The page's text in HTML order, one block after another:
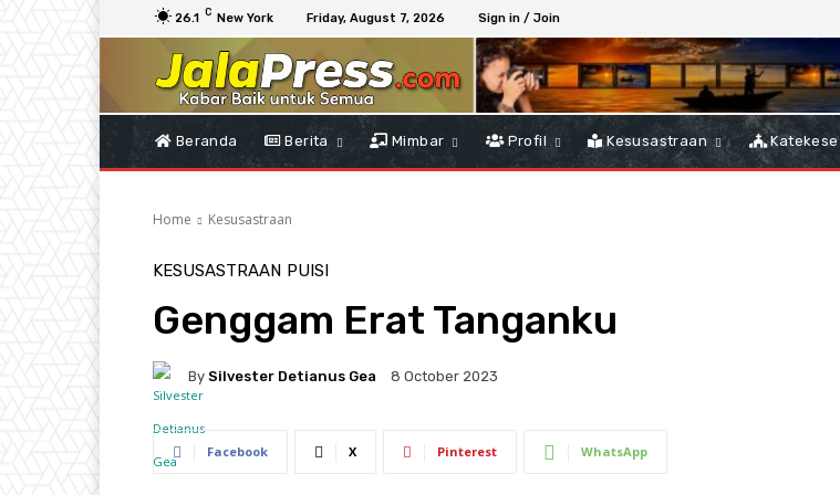
26.1 C New York Friday, August 7, 2026 Sign in / Join
Beranda Berita Mimbar Profil Kesusastraan Katekese
Home Kesusastraan
KESUSASTRAAN PUISI
Genggam Erat Tanganku
By Silvester Detianus Gea 8 October 2023
Facebook X Pinterest WhatsApp